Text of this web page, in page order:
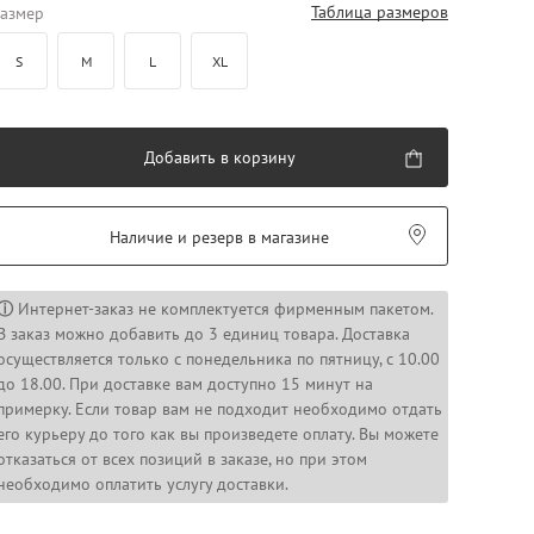
Таблица размеров
S M L XL
Добавить в корзину
Наличие и резерв в магазине
Интернет-заказ не комплектуется фирменным пакетом.
заказ можно добавить до 3 единиц товара. Доставка
только с понедельника по пятницу, с 10.00
18.00. При доставке вам доступно 15 минут на
Если товар вам не подходит необходимо отдать
курьеру до того как вы произведете оплату. Вы можете
от всех позиций в заказе, но при этом
оплатить услугу доставки.